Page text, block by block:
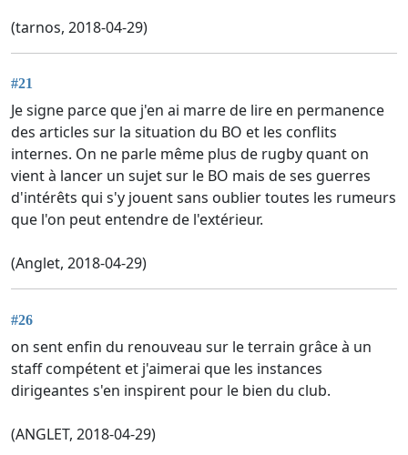
(tarnos, 2018-04-29)
#21
Je signe parce que j'en ai marre de lire en permanence
des articles sur la situation du BO et les conflits
internes. On ne parle même plus de rugby quant on
vient à lancer un sujet sur le BO mais de ses guerres
d'intérêts qui s'y jouent sans oublier toutes les rumeurs
que l'on peut entendre de l'extérieur.
(Anglet, 2018-04-29)
#26
on sent enfin du renouveau sur le terrain grâce à un
staff compétent et j'aimerai que les instances
dirigeantes s'en inspirent pour le bien du club.
(ANGLET, 2018-04-29)